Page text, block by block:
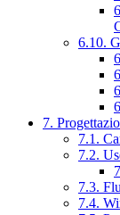
6.10.
7.
7.1.
7.2.
7.3.
7.4.